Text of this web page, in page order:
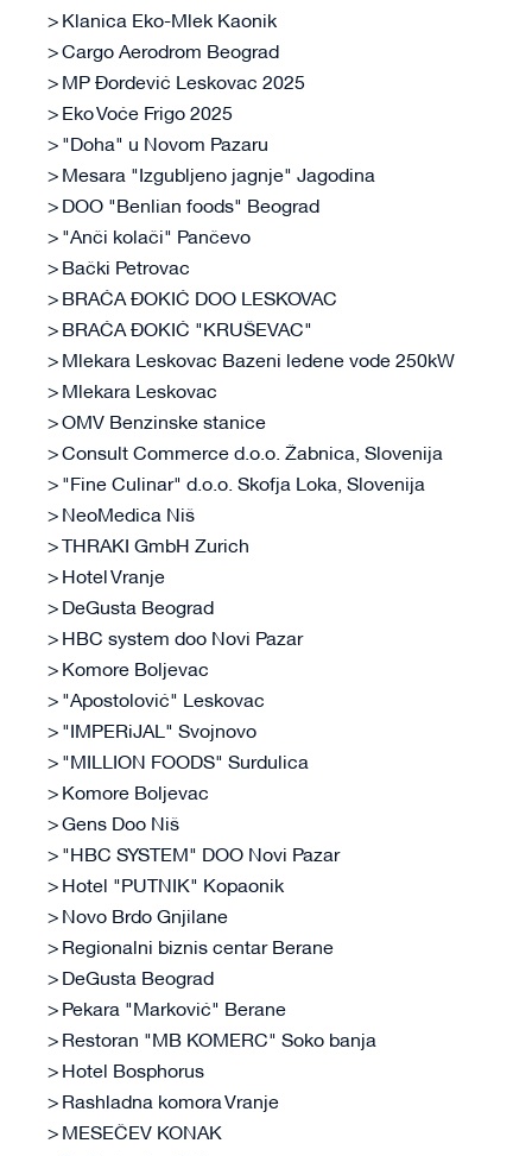
Klanica Eko-Mlek Kaonik
Cargo Aerodrom Beograd
MP Đorđević Leskovac 2025
Eko Voće Frigo 2025
"Doha" u Novom Pazaru
Mesara "Izgubljeno jagnje" Jagodina
DOO "Benlian foods" Beograd
"Anči kolači" Pančevo
Bački Petrovac
BRAĆA ĐOKIĆ DOO LESKOVAC
BRAĆA ĐOKIĆ "KRUŠEVAC"
Mlekara Leskovac Bazeni ledene vode 250kW
Mlekara Leskovac
OMV Benzinske stanice
Consult Commerce d.o.o. Žabnica, Slovenija
"Fine Culinar" d.o.o. Skofja Loka, Slovenija
NeoMedica Niš
THRAKI GmbH Zurich
Hotel Vranje
DeGusta Beograd
HBC system doo Novi Pazar
Komore Boljevac
"Apostolović" Leskovac
"IMPERiJAL" Svojnovo
"MILLION FOODS" Surdulica
Komore Boljevac
Gens Doo Niš
"HBC SYSTEM" DOO Novi Pazar
Hotel "PUTNIK" Kopaonik
Novo Brdo Gnjilane
Regionalni biznis centar Berane
DeGusta Beograd
Pekara "Marković" Berane
Restoran "MB KOMERC" Soko banja
Hotel Bosphorus
Rashladna komora Vranje
MESEČEV KONAK